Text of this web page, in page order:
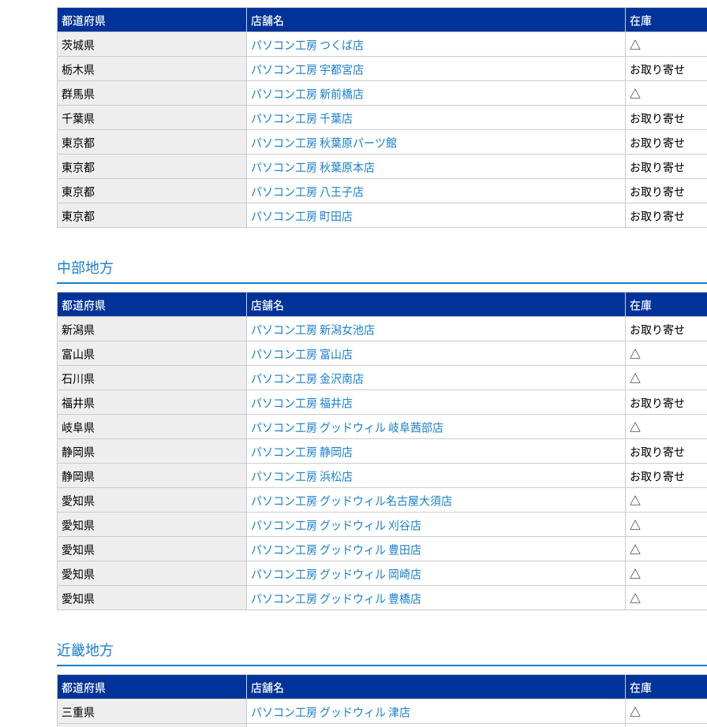
都道府県 店舗名
在庫
茨城県
パソコン工房 つくば店
△
栃木県
パソコン工房 宇都宮店
お取り寄せ
群馬県
パソコン工房 新前橋店
△
千葉県
パソコン工房 千葉店
お取り寄せ
東京都
パソコン工房 秋葉原パーツ館
お取り寄せ
東京都
パソコン工房 秋葉原本店
お取り寄せ
東京都
パソコン工房 八王子店
お取り寄せ
東京都
パソコン工房 町田店 お取り寄せ
中部地方
都道府県 店舗名
在庫
新潟県
パソコン工房 新潟女池店
お取り寄せ
富山県
パソコン工房 富山店
△
石川県
パソコン工房 金沢南店
△
福井県
パソコン工房 福井店
お取り寄せ
岐阜県
パソコン工房 グッドウィル 岐阜茜部店
△
静岡県
パソコン工房 静岡店
お取り寄せ
静岡県
パソコン工房 浜松店
お取り寄せ
愛知県
パソコン工房 グッドウィル名古屋大須店
△
愛知県
パソコン工房 グッドウィル 刈谷店
△
愛知県
パソコン工房 グッドウィル 豊田店
△
愛知県
パソコン工房 グッドウィル 岡崎店
△
愛知県
パソコン工房 グッドウィル 豊橋店 △
近畿地方
都道府県 店舗名
在庫
三重県
パソコン工房 グッドウィル 津店
△